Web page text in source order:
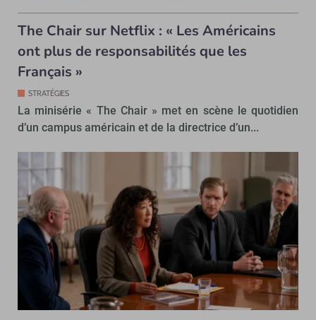
The Chair sur Netflix : « Les Américains
ont plus de responsabilités que les
Français »
STRATÉGIES
La minisérie « The Chair » met en scène le quotidien
d’un campus américain et de la directrice d’un...